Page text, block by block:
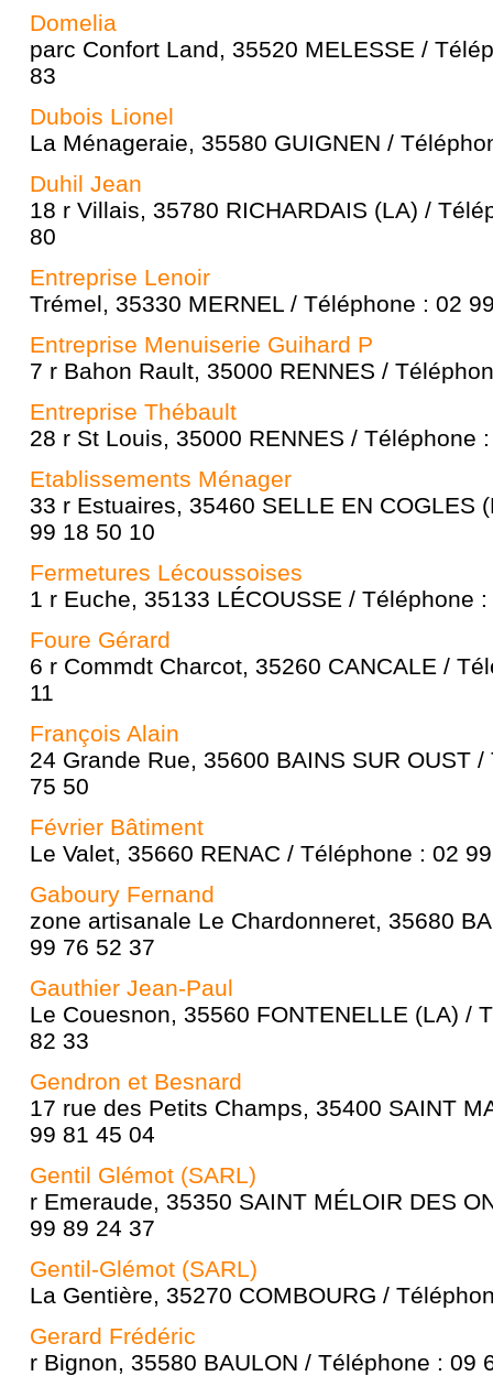
Domelia
parc Confort Land, 35520 MELESSE /
83
Dubois Lionel
La Ménageraie, 35580 GUIGNEN /
Duhil Jean
18 r Villais, 35780 RICHARDAIS (LA) /
80
Entreprise Lenoir
Trémel, 35330 MERNEL / Téléphone : 02
Entreprise Menuiserie Guihard P
7 r Bahon Rault, 35000 RENNES /
Entreprise Thébault
28 r St Louis, 35000 RENNES / Téléphone
Etablissements Ménager
33 r Estuaires, 35460 SELLE EN COGLES
99 18 50 10
Fermetures Lécoussoises
1 r Euche, 35133 LÉCOUSSE / Téléphone
Foure Gérard
6 r Commdt Charcot, 35260 CANCALE /
11
François Alain
24 Grande Rue, 35600 BAINS SUR OUST
75 50
Février Bâtiment
Le Valet, 35660 RENAC / Téléphone : 02
Gaboury Fernand
zone artisanale Le Chardonneret, 35680
99 76 52 37
Gauthier Jean-Paul
Le Couesnon, 35560 FONTENELLE (LA) /
82 33
Gendron et Besnard
17 rue des Petits Champs, 35400 SAINT
99 81 45 04
Gentil Glémot (SARL)
r Emeraude, 35350 SAINT MÉLOIR DES
99 89 24 37
Gentil-Glémot (SARL)
La Gentière, 35270 COMBOURG /
Gerard Frédéric
r Bignon, 35580 BAULON / Téléphone : 09